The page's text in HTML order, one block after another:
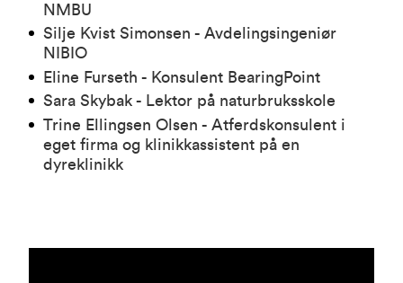
NMBU
Silje Kvist Simonsen - Avdelingsingeniør
NIBIO
Eline Furseth - Konsulent BearingPoint
Sara Skybak - Lektor på naturbruksskole
Trine Ellingsen Olsen - Atferdskonsulent i
eget firma og klinikkassistent på en
dyreklinikk